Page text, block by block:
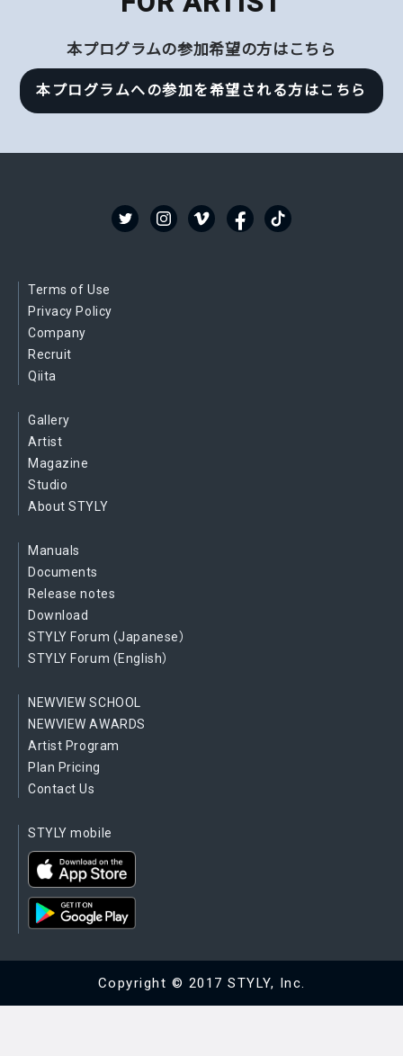
本プログラムの参加希望の方はこちら
本プログラムへの参加を希望される方はこちら
Terms of Use
Privacy Policy
Company
Recruit
Qiita
Gallery
Artist
Magazine
Studio
About STYLY
Manuals
Documents
Release notes
Download
STYLY Forum (Japanese）
STYLY Forum (English）
NEWVIEW SCHOOL
NEWVIEW AWARDS
Artist Program
Plan Pricing
Contact Us
STYLY mobile
Copyright © 2017 STYLY, Inc.